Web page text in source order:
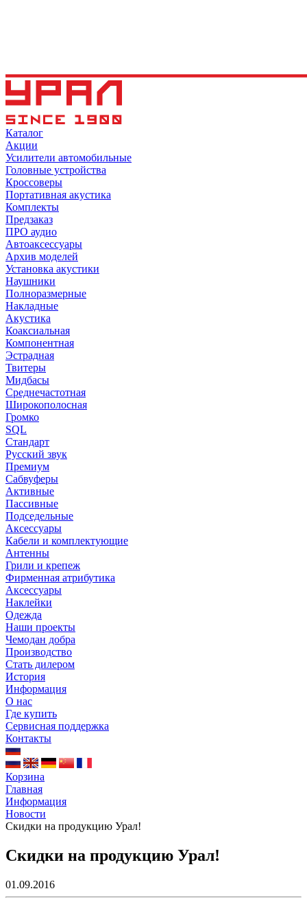
Каталог
Акции
Усилители автомобильные
Головные устройства
Кроссоверы
Портативная акустика
Комплекты
Предзаказ
ПРО аудио
Автоаксессуары
Архив моделей
Установка акустики
Наушники
Полноразмерные
Накладные
Акустика
Коаксиальная
Компонентная
Эстрадная
Твитеры
Мидбасы
Среднечастотная
Широкополосная
Громко
SQL
Стандарт
Русский звук
Премиум
Сабвуферы
Активные
Пассивные
Подседельные
Аксессуары
Кабели и комплектующие
Антенны
Грили и крепеж
Фирменная атрибутика
Аксессуары
Наклейки
Одежда
Наши проекты
Чемодан добра
Производство
Стать дилером
История
Информация
О нас
Где купить
Сервисная поддержка
Контакты
Корзина
Главная
Информация
Новости
Скидки на продукцию Урал!
Скидки на продукцию Урал!
01.09.2016